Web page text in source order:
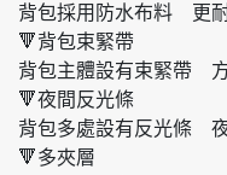
背包採用防水布料 更
🔻背包束緊帶
背包主體設有束緊帶
🔻夜間反光條
背包多處設有反光條
🔻多夾層